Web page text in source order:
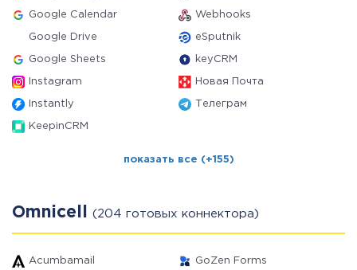
Google Calendar Webhooks
Google Drive eSputnik
Google Sheets keyCRM
Instagram Новая Почта
Instantly Телеграм
KeepinCRM
показать все (+155)
Omnicell (204 готовых коннектора)
Acumbamail GoZen Forms